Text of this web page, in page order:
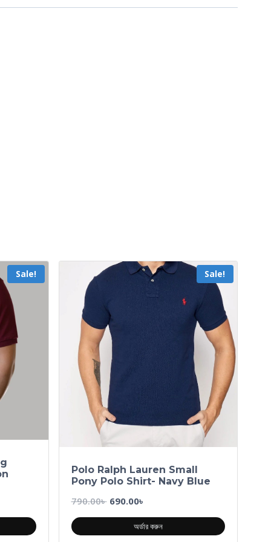
Sale! Sale!
Polo Ralph Lauren Small
Pony Polo Shirt- Navy Blue
790.00৳ 690.00৳
অর্ডার করুন